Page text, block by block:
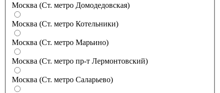
Москва (Ст. метро Домодедовская)
Москва (Ст. метро Котельники)
Москва (Ст. метро Марьино)
Москва (Ст. метро пр-т Лермонтовский)
Москва (Ст. метро Саларьево)